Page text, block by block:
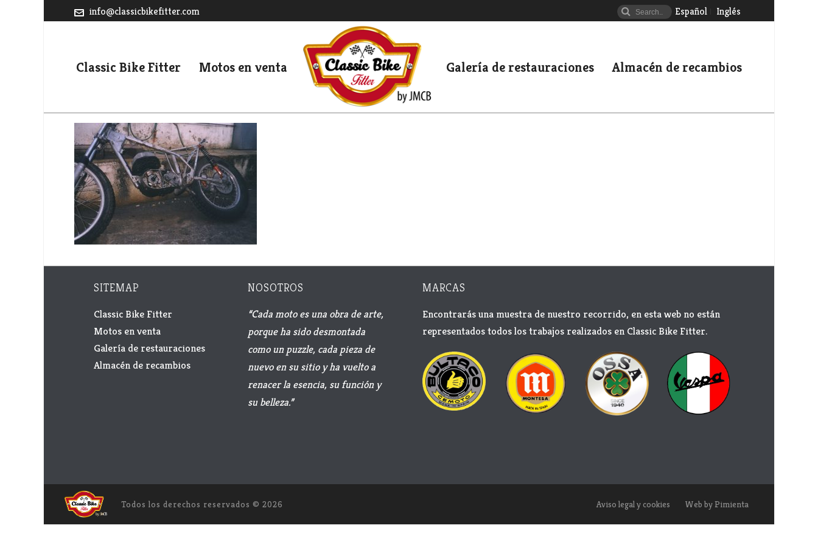
Español Inglés
info@classicbikefitter.com
Classic Bike Fitter Motos en venta Galería de restauraciones Almacén de recambios
SITEMAP
Classic Bike Fitter
Motos en venta
Galería de restauraciones
Almacén de recambios
NOSOTROS
“Cada moto es una obra de arte,
porque ha sido desmontada
como un puzzle, cada pieza de
nuevo en su sitio y ha vuelto a
renacer la esencia, su función y
su belleza.”
MARCAS
Encontrarás una muestra de nuestro recorrido, en esta web no están
representados todos los trabajos realizados en Classic Bike Fitter.
Todos los derechos reservados © 2026 Aviso legal y cookies Web by Pimienta